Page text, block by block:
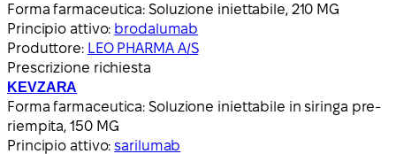
Forma farmaceutica: Soluzione iniettabile, 210 MG
Principio attivo: brodalumab
Produttore: LEO PHARMA A/S
Prescrizione richiesta
KEVZARA
Forma farmaceutica: Soluzione iniettabile in siringa pre-
riempita, 150 MG
Principio attivo:sarilumab